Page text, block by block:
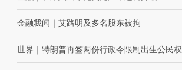
金融我闻 ｜ 艾路明及多名股东被拘
世界 ｜ 特朗普再签两份行政令限制出生公民权